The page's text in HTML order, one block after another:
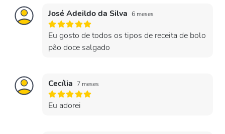
José Adeildo da Silva 6 meses
Eu gosto de todos os tipos de receita de bolo
pão doce salgado
Cecília 7 meses
Eu adorei